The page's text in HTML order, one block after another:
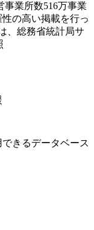
業所数516万事業
の高い掲載を行っ
、総務省統計局サ
きるデータベース